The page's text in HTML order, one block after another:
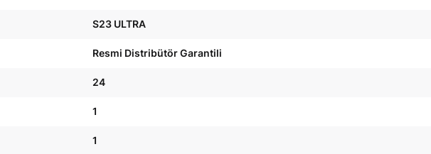
S23 ULTRA
Resmi Distribütör Garantili
24
1
1